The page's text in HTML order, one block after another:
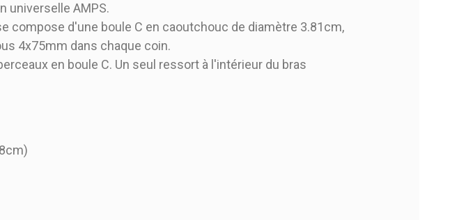
universelle AMPS.
compose d'une boule C en caoutchouc de diamètre 3.81cm,
4x75mm dans chaque coin.
en boule C. Un seul ressort à l'intérieur du bras